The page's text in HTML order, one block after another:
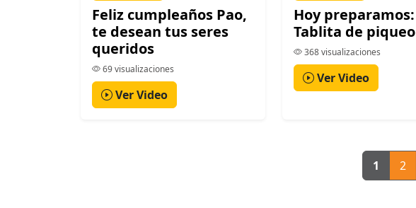
Feliz cumpleaños Pao,
te desean tus seres
queridos
69 visualizaciones
Ver Video
Hoy preparamos:
Tablita de piqueo
368 visualizaciones
Ver Video
1 2